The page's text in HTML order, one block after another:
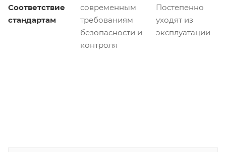
Соответствие
стандартам
современным
требованиям
безопасности и
контроля
Постепенно
уходят из
эксплуатации